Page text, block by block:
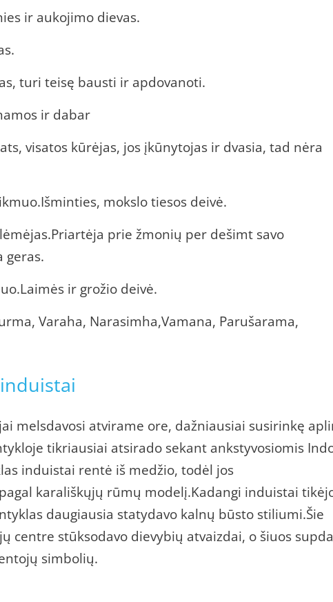
ir aukojimo dievas.
turi teisę bausti ir apdovanoti.
ir dabar
visatos kūrėjas, jos įkūnytojas ir dvasia, tad nėra
mokslo tiesos deivė.
prie žmonių per dešimt savo
geras.
ir grožio deivė.
Varaha, Narasimha,Vamana, Parušarama,
melsdavosi atvirame ore, dažniausiai susirinkę
tikriausiai atsirado sekant ankstyvosiomis
induistai rentė iš medžio, todėl jos
karališkųjų rūmų modelį.Kadangi induistai
daugiausia statydavo kalnų būsto stiliumi.Šie
centre stūksodavo dievybių atvaizdai, o šiuos
simbolių.